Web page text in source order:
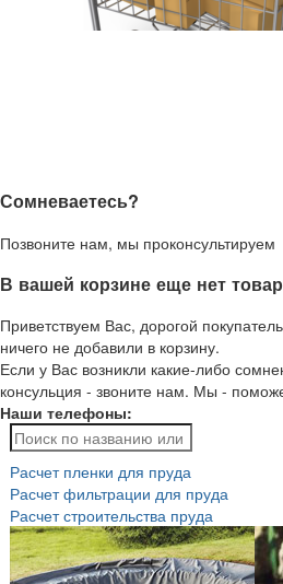
Сомневаетесь?
Позвоните нам, мы проконсультируем
В вашей корзине еще нет
Приветствуем Вас, дорогой
ничего не добавили в корзину.
Если у Вас возникли какие-либо
консульция - звоните нам. Мы -
Наши телефоны:
Расчет пленки для пруда
Расчет фильтрации для пруда
Расчет строительства пруда